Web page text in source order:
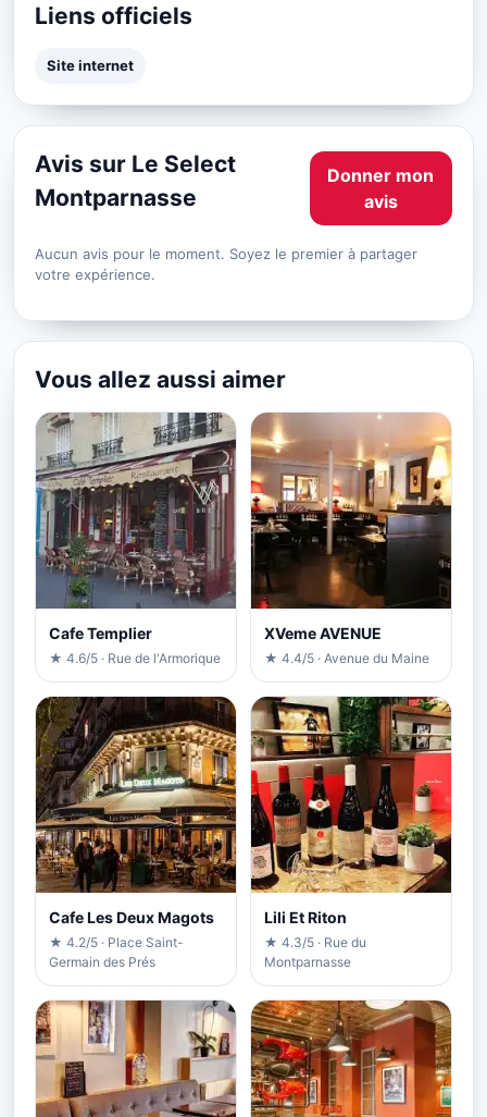
Liens officiels
Site internet
Avis sur Le Select
Montparnasse
Donner mon
avis
Aucun avis pour le moment. Soyez le premier à partager
votre expérience.
Vous allez aussi aimer
Cafe Templier
★ 4.6/5 · Rue de l'Armorique
XVeme AVENUE
★ 4.4/5 · Avenue du Maine
Cafe Les Deux Magots
★ 4.2/5 · Place Saint-
Germain des Prés
Lili Et Riton
★ 4.3/5 · Rue du
Montparnasse